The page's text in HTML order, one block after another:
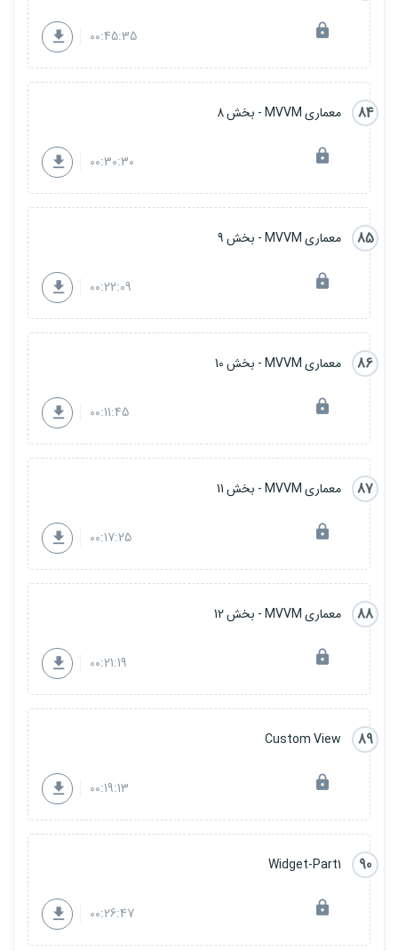
00:45:35
84 معماری MVVM - بخش 8
00:30:30
85 معماری MVVM - بخش 9
00:22:09
86 معماری MVVM - بخش 10
00:11:45
87 معماری MVVM - بخش 11
00:17:25
88 معماری MVVM - بخش 12
00:21:19
89
Custom View
00:19:13
90
Widget-Part1
00:26:47